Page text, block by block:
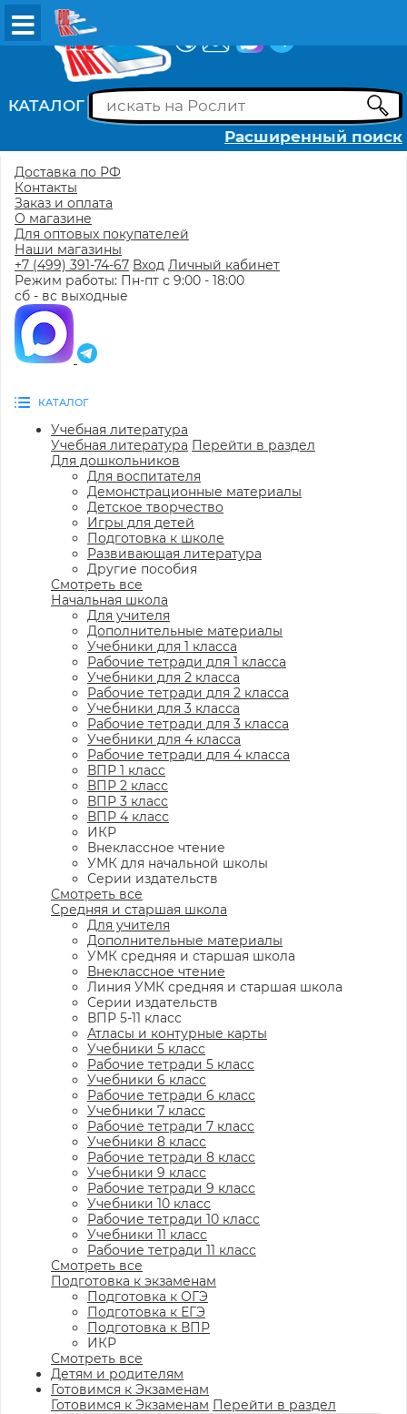
КАТАЛОГ
Расширенный поиск
Доставка по РФ
Контакты
Заказ и оплата
О магазине
Для оптовых покупателей
Наши магазины
+7 (499) 391-74-67 Вход Личный кабинет
Режим работы: Пн-пт с 9:00 - 18:00
сб - вс выходные
КАТАЛОГ
Учебная литература
Учебная литература Перейти в раздел
Для дошкольников
Для воспитателя
Демонстрационные материалы
Детское творчество
Игры для детей
Подготовка к школе
Развивающая литература
Другие пособия
Смотреть все
Начальная школа
Для учителя
Дополнительные материалы
Учебники для 1 класса
Рабочие тетради для 1 класса
Учебники для 2 класса
Рабочие тетради для 2 класса
Учебники для 3 класса
Рабочие тетради для 3 класса
Учебники для 4 класса
Рабочие тетради для 4 класса
ВПР 1 класс
ВПР 2 класс
ВПР 3 класс
ВПР 4 класс
ИКР
Внеклассное чтение
УМК для начальной школы
Серии издательств
Смотреть все
Средняя и старшая школа
Для учителя
Дополнительные материалы
УМК средняя и старшая школа
Внеклассное чтение
Линия УМК средняя и старшая школа
Серии издательств
ВПР 5-11 класс
Атласы и контурные карты
Учебники 5 класс
Рабочие тетради 5 класс
Учебники 6 класс
Рабочие тетради 6 класс
Учебники 7 класс
Рабочие тетради 7 класс
Учебники 8 класс
Рабочие тетради 8 класс
Учебники 9 класс
Рабочие тетради 9 класс
Учебники 10 класс
Рабочие тетради 10 класс
Учебники 11 класс
Рабочие тетради 11 класс
Смотреть все
Подготовка к экзаменам
Подготовка к ОГЭ
Подготовка к ЕГЭ
Подготовка к ВПР
ИКР
Смотреть все
Детям и родителям
Готовимся к Экзаменам
Готовимся к Экзаменам Перейти в раздел